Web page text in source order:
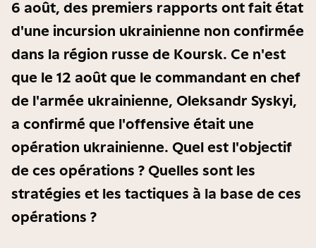
6 août, des premiers rapports ont fait état
d'une incursion ukrainienne non confirmée
dans la région russe de Koursk. Ce n'est
que le 12 août que le commandant en chef
de l'armée ukrainienne, Oleksandr Syskyi,
a confirmé que l'offensive était une
opération ukrainienne. Quel est l'objectif
de ces opérations ? Quelles sont les
stratégies et les tactiques à la base de ces
opérations ?